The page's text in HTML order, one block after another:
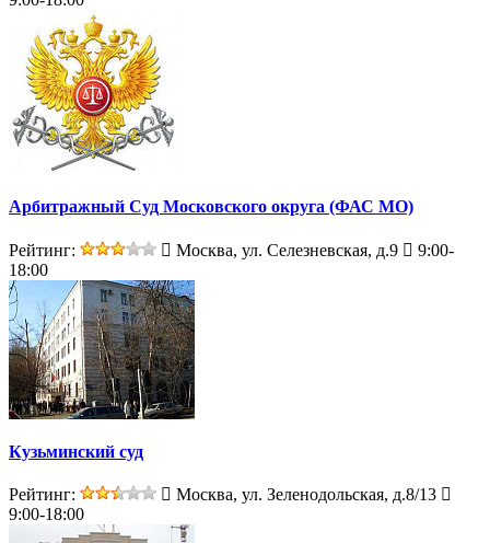
Арбитражный Суд Московского округа (ФАС МО)
Рейтинг: Москва, ул. Селезневская, д.9
9:00-
18:00
Кузьминский суд
Рейтинг:
Москва, ул. Зеленодольская, д.8/13
9:00-18:00